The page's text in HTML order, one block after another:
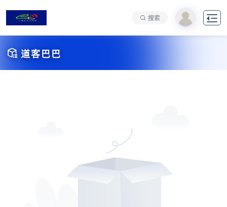
搜索 
 道客巴巴